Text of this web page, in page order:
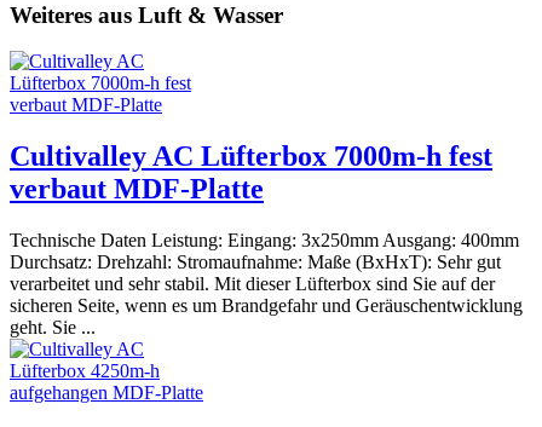
Weiteres aus Luft & Wasser
Cultivalley AC Lüfterbox 7000m-h fest
verbaut MDF-Platte
Technische Daten Leistung: Eingang: 3x250mm Ausgang: 400mm
Durchsatz: Drehzahl: Stromaufnahme: Maße (BxHxT): Sehr gut
verarbeitet und sehr stabil. Mit dieser Lüfterbox sind Sie auf der
sicheren Seite, wenn es um Brandgefahr und Geräuschentwicklung
geht. Sie ...